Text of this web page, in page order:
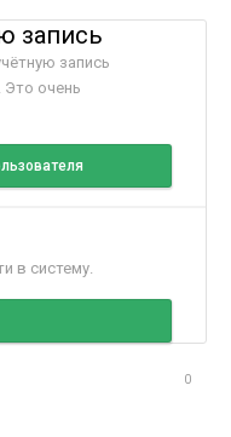
запись
запись
очень
в систему.
0